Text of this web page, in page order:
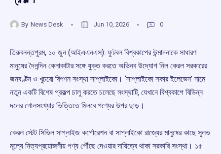
By News Desk Jun 10, 2026 0
তিরুবনন্তপুরম, ১০ জুন (আইএএনএস): ফুটবল বিশ্বকাপের উন্মাদনাকে সাধারণ
মানুষের দৈনন্দিন কেনাকাটার সঙ্গে যুক্ত করতে অভিনব উদ্যোগ নিল কেরল সরকারের
জনবণ্টন ও খুচরো বিপণন সংস্থা সাপ্লাইকো। ‘সাপ্লাইকো সকার ইলেভেন’ নামে
নতুন একটি বিশেষ প্রকল্প চালু করতে চলেছে সংস্থাটি, যেখানে বিশ্বকাপে বিভিন্ন
দলের গোলসংখ্যার ভিত্তিতে মিলবে পণ্যের উপর ছাড়।
কেরল স্টেট সিভিল সাপ্লাইজ কর্পোরেশন বা সাপ্লাইকো রাজ্যের মানুষের কাছে সুলভ
মূল্যে নিত্যপ্রয়োজনীয় পণ্য পৌঁছে দেওয়ার দায়িত্বে থাকা সরকারি সংস্থা। ১৫